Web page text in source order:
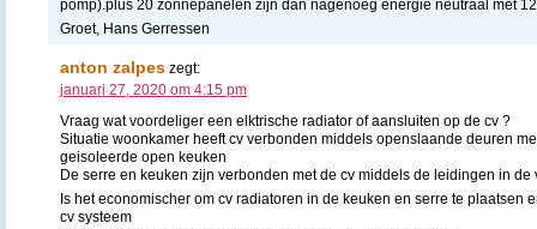
pomp).plus 20 zonnepanelen zijn dan nagenoeg energie neutraal met
Groet, Hans Gerressen
anton zalpes zegt:
januari 27, 2020 om 4:15 pm
Vraag wat voordeliger een elktrische radiator of aansluiten op de cv ?
Situatie woonkamer heeft cv verbonden middels openslaande deuren
geisoleerde open keuken
De serre en keuken zijn verbonden met de cv middels de leidingen in de
Is het economischer om cv radiatoren in de keuken en serre te plaatsen
cv systeem